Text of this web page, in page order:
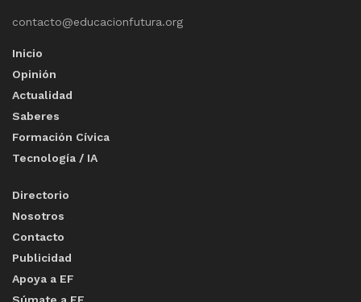
contacto@educacionfutura.org
Inicio
Opinión
Actualidad
Saberes
Formación Cívica
Tecnología / IA
Directorio
Nosotros
Contacto
Publicidad
Apoya a EF